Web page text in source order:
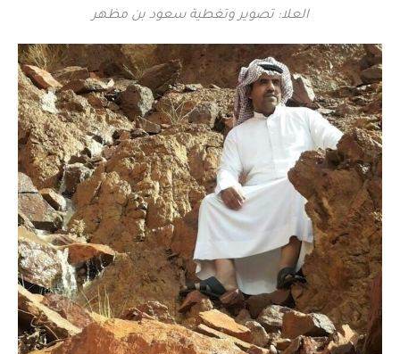
العلا: تصوير وتغطية سعود بن مظهر